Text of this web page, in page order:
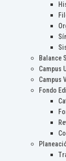
Balance
Campus
Campus
Fondo